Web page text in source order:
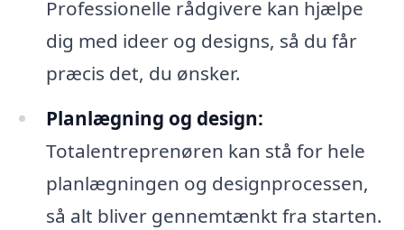
Professionelle rådgivere kan hjælpe
dig med ideer og designs, så du får
præcis det, du ønsker.
Planlægning og design:
Totalentreprenøren kan stå for hele
planlægningen og designprocessen,
så alt bliver gennemtænkt fra starten.